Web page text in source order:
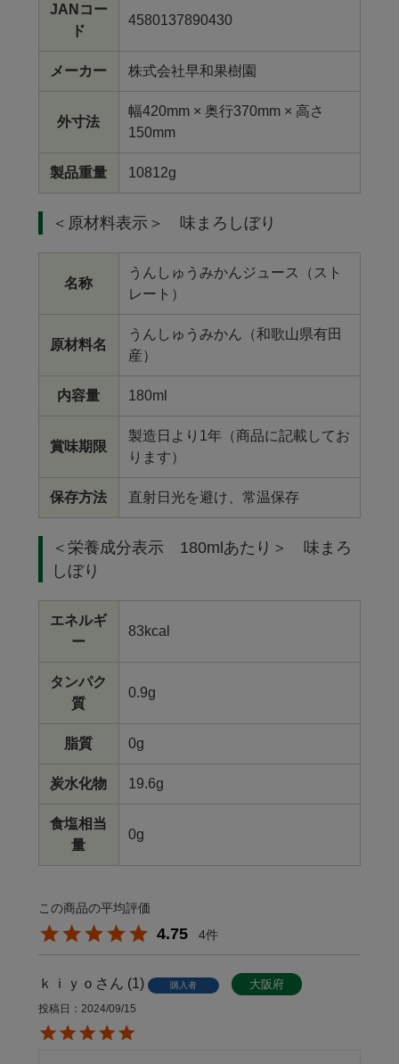
JANコー
ド
4580137890430
メーカー 株式会社早和果樹園
外寸法
幅420mm × 奥行370mm × 高さ
150mm
製品重量 10812g
＜原材料表示＞ 味まろしぼり
名称
うんしゅうみかんジュース（スト
レート）
原材料名
うんしゅうみかん（和歌山県有田
産）
内容量 180ml
賞味期限
製造日より1年（商品に記載してお
ります）
保存方法 直射日光を避け、常温保存
＜栄養成分表示 180mlあたり＞ 味まろ
しぼり
エネルギ
ー
83kcal
タンパク
質
0.9g
脂質 0g
炭水化物 19.6g
食塩相当
量
0g
4.75 4
ｋｉｙｏ 1 購入者 大阪府
投稿日 2024/09/15